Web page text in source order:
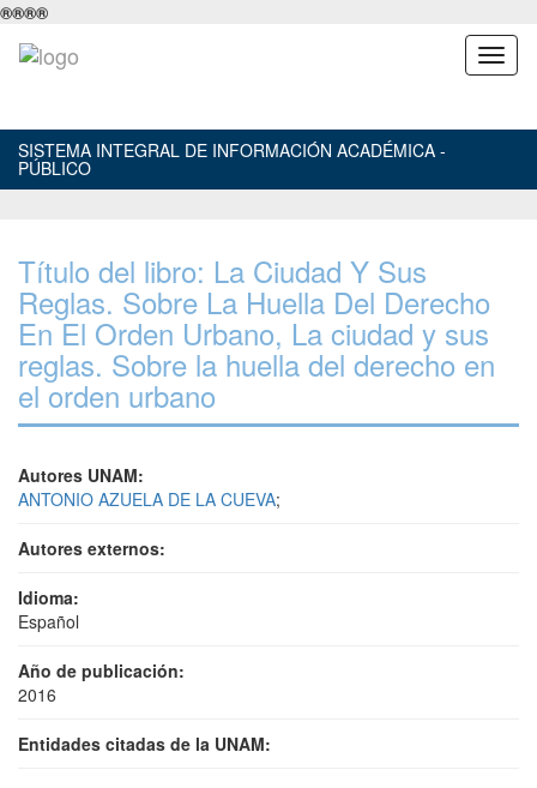
®®®®
SISTEMA INTEGRAL DE INFORMACIÓN ACADÉMICA -
PÚBLICO
Título del libro: La Ciudad Y Sus
Reglas. Sobre La Huella Del Derecho
En El Orden Urbano, La ciudad y sus
reglas. Sobre la huella del derecho en
el orden urbano
Autores UNAM:
ANTONIO AZUELA DE LA CUEVA;
Autores externos:
Idioma:
Español
Año de publicación:
2016
Entidades citadas de la UNAM: